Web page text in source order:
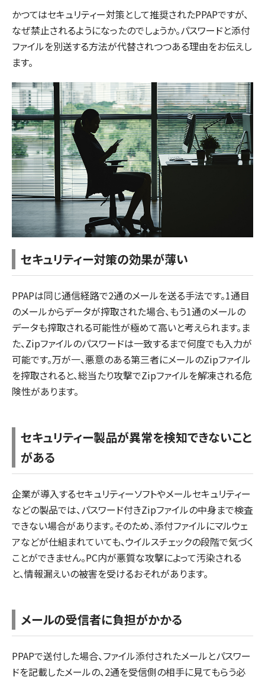
かつてはセキュリティー対策として推奨されたPPAPですが、
なぜ禁止されるようになったのでしょうか。パスワードと添付
ファイルを別送する方法が代替されつつある理由をお伝えし
ます。
セキュリティー対策の効果が薄い
PPAPは同じ通信経路で2通のメールを送る手法です。1通目
のメールからデータが搾取された場合、もう1通のメールの
データも搾取される可能性が極めて高いと考えられます。ま
た、Zipファイルのパスワードは一致するまで何度でも入力が
可能です。万が一、悪意のある第三者にメールのZipファイル
を搾取されると、総当たり攻撃でZipファイルを解凍される危
険性があります。
セキュリティー製品が異常を検知できないこと
がある
企業が導入するセキュリティーソフトやメールセキュリティー
などの製品では、パスワード付きZipファイルの中身まで検査
できない場合があります。そのため、添付ファイルにマルウェ
アなどが仕組まれていても、ウイルスチェックの段階で気づく
ことができません。PC内が悪質な攻撃によって汚染される
と、情報漏えいの被害を受けるおそれがあります。
メールの受信者に負担がかかる
PPAPで送付した場合、ファイル添付されたメールとパスワー
ドを記載したメールの、2通を受信側の相手に見てもらう必